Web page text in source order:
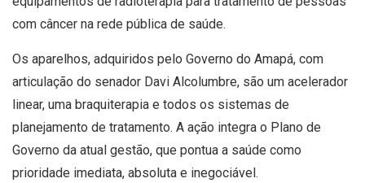
com câncer na rede pública de saúde.
Os aparelhos, adquiridos pelo Governo do Amapá, com
articulação do senador Davi Alcolumbre, são um acelerador
linear, uma braquiterapia e todos os sistemas de
planejamento de tratamento. A ação integra o Plano de
Governo da atual gestão, que pontua a saúde como
prioridade imediata, absoluta e inegociável.